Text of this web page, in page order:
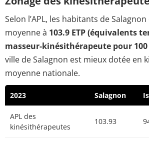
Selon l’APL, les habitants de
moyenne à 103.9 ETP (équivalents
masseur-kinésithérapeute pour
ville de Salagnon est mieux dotée en
moyenne nationale.
2023 Salagnon
APL des
kinésithérapeutes
103.93